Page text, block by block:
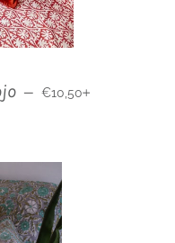
— Normaler Preis
€10,50